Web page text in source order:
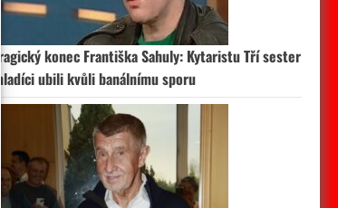
Tragický konec Františka Sahuly: Kytaristu Tří sester
mladíci ubili kvůli banálnímu sporu